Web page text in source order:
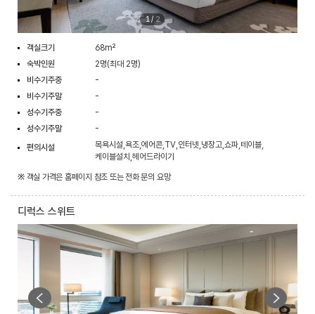
1/ 2
객실크기
68m²
숙박인원
2명(최대 2명)
비수기주중
-
비수기주말
-
성수기주중
-
성수기주말
-
편의시설
목욕시설,욕조,에어콘,TV,인터넷,냉장고,쇼파,테이블,
케이블설치,헤어드라이기
※ 객실 가격은 홈페이지 참조 또는 전화 문의 요망
디럭스 스위트